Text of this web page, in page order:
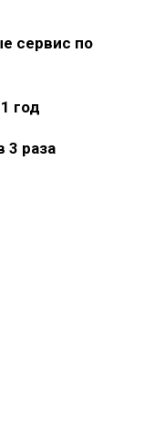
сервис по
год
3 раза